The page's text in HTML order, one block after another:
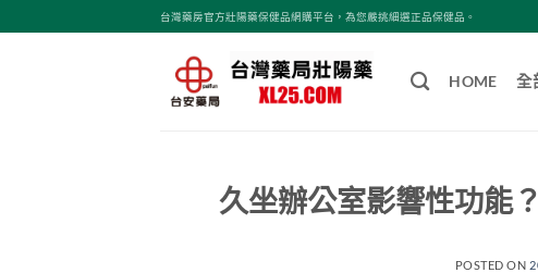
轉
台灣藥房官方壯陽藥保健品網購平台，為您嚴挑細選正品保健品。
HOME 全
久坐辦公室影響性功能
POSTED ON